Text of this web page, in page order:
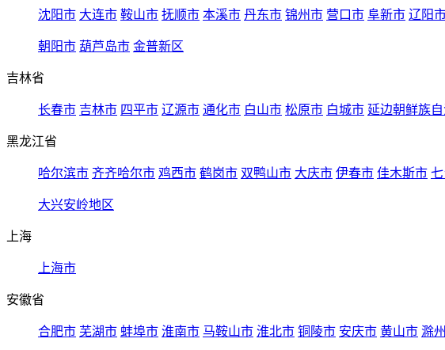
沈阳市 大连市 鞍山市 抚顺市 本溪市 丹东市 锦州市 营口市 阜新市 辽阳
朝阳市 葫芦岛市 金普新区
吉林省
长春市 吉林市 四平市 辽源市 通化市 白山市 松原市 白城市 延边朝鲜族自
黑龙江省
哈尔滨市 齐齐哈尔市 鸡西市 鹤岗市 双鸭山市 大庆市 伊春市 佳木斯市
大兴安岭地区
上海
上海市
安徽省
合肥市 芜湖市 蚌埠市 淮南市 马鞍山市 淮北市 铜陵市 安庆市 黄山市 滁